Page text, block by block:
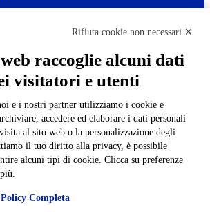
con il Pubblico
accessibilità
cookie
trasparente
462589volte
and powered by Gruppo Spaggiari
Rifiuta cookie non necessari ✕
raccoglie alcuni dati
visitatori e utenti
e i nostri partner utilizziamo i cookie e
accedere ed elaborare i dati personali
al sito web o la personalizzazione degli
il tuo diritto alla privacy, è possibile
alcuni tipi di cookie. Clicca su preferenze
Completa